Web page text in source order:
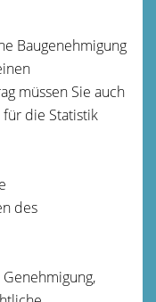
Baugenehmigung
müssen Sie auch
die Statistik
des